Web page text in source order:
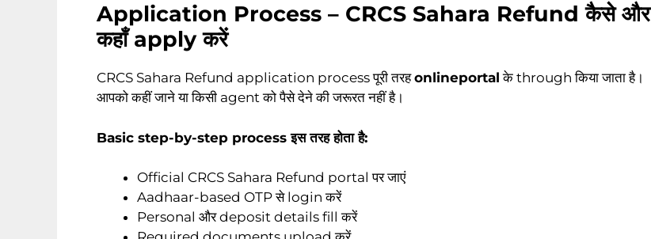
Application Process – CRCS Sahara Refund कैसे और
कहाँ apply करें
CRCS Sahara Refund application process पूरी तरहonlineportal के through किया जाता है।
आपको कहीं जाने या किसी agent को पैसे देने की जरूरत नहीं है।
Basic step-by-step process इस तरह होता है:
Official CRCS Sahara Refund portal पर जाएं
Aadhaar-based OTP से login करें
Personal और deposit details fill करें